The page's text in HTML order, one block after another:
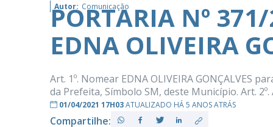
Mamanguape
–
Autor: Comunicação
PORTARIA Nº
EDNA OLIVEIRA
Art. 1º. Nomear EDNA OLIVEIRA GONÇALVES
da Prefeita, Símbolo SM, deste Município. Art.
01/04/2021 17H03ATUALIZADO HÁ 5 ANOS ATRÁS
Compartilhe: